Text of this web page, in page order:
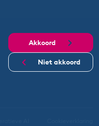
Akkoord
Niet akkoord